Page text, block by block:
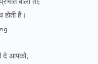
बोलो तो;
हैं।
दे आपको,